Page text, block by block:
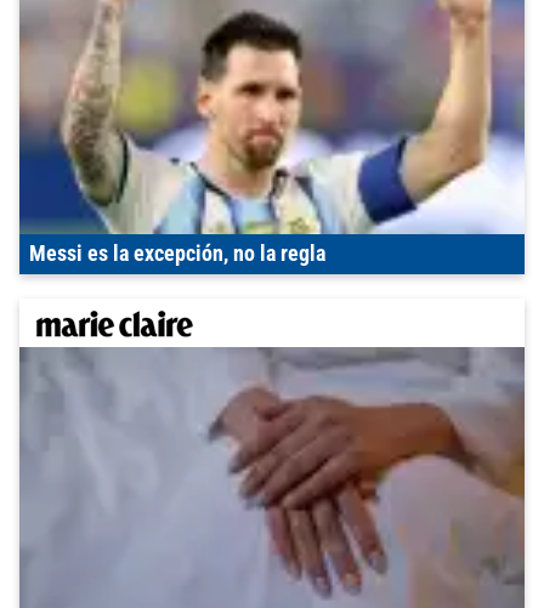
Messi es la excepción, no la regla